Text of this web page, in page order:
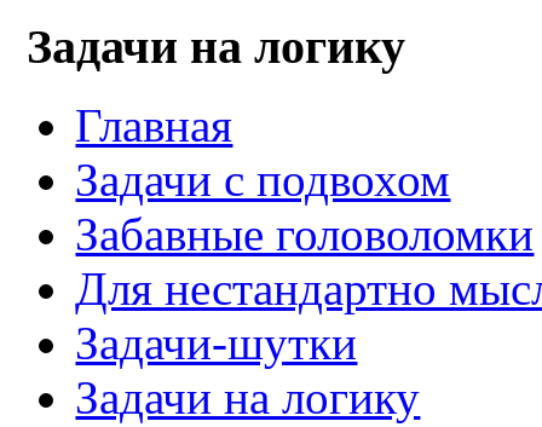
Задачи на логику
Главная
Задачи с подвохом
Забавные головоломки
Для нестандартно
Задачи-шутки
Задачи на логику